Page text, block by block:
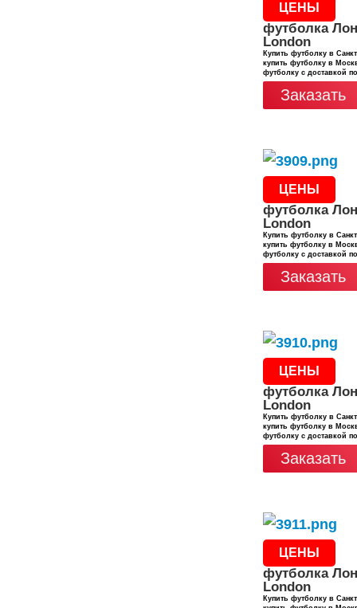
ЦЕНЫ
футболка
London
Купить футболку в
купить футболку в
футболку с доставкой
Заказать
ЦЕНЫ
футболка
London
Купить футболку в
купить футболку в
футболку с доставкой
Заказать
ЦЕНЫ
футболка
London
Купить футболку в
купить футболку в
футболку с доставкой
Заказать
ЦЕНЫ
футболка
London
Купить футболку в